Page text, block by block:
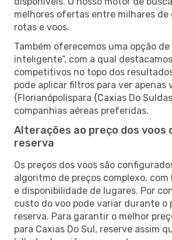
melhores ofertas entre milhares de
rotas e voos.
Também oferecemos uma opção de
inteligente”, com a qual
competitivos no topo dos
pode aplicar filtros para ver apenas
{Florianópolispara {Caxias Do
companhias aéreas preferidas.
Alterações ao preço dos voos
reserva
Os preços dos voos são
algoritmo de preços complexo, com
e disponibilidade de lugares. Por
custo do voo pode variar durante o
reserva. Para garantir o melhor
para Caxias Do Sul, reserve assim